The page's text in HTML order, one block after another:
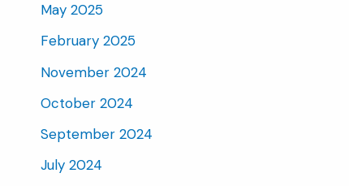
May 2025
February 2025
November 2024
October 2024
September 2024
July 2024